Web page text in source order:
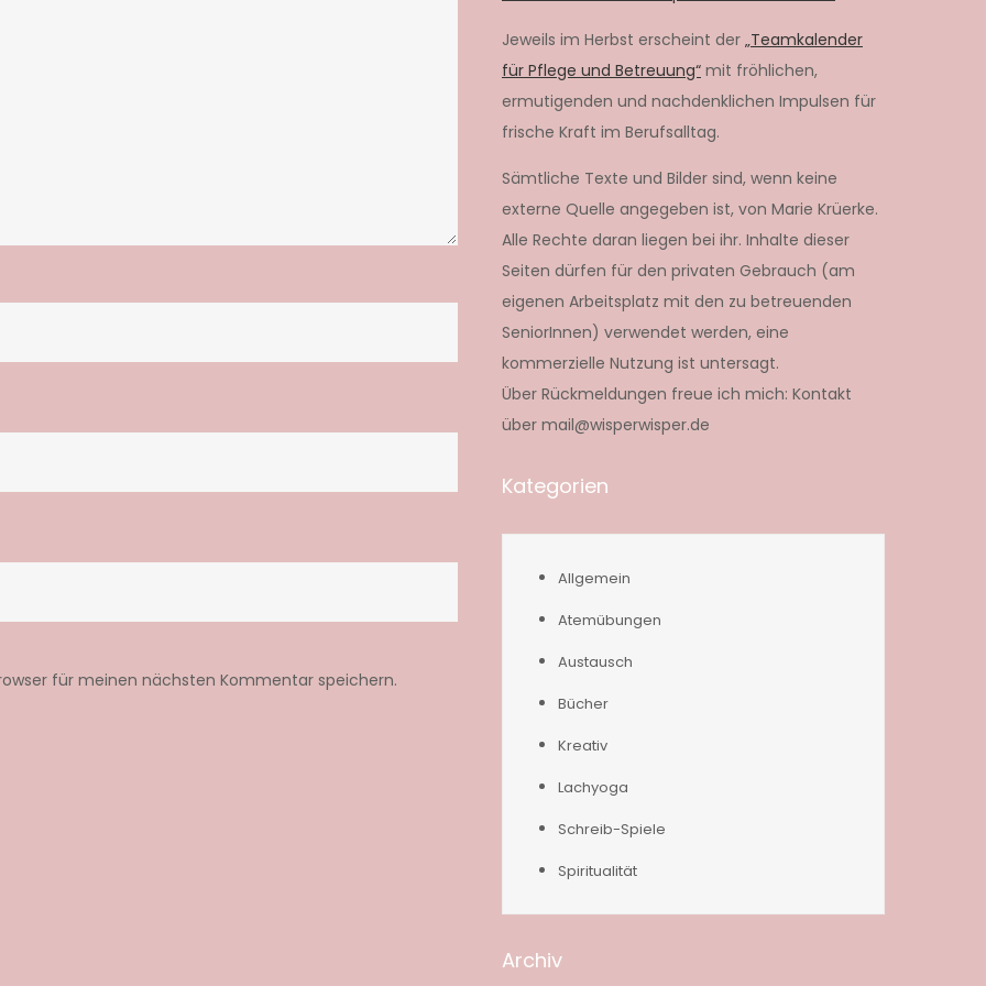
für meinen nächsten Kommentar speichern.
Jeweils im Herbst erscheint der „Teamkalender
für Pflege und Betreuung“ mit fröhlichen,
ermutigenden und nachdenklichen Impulsen für
frische Kraft im Berufsalltag.
Sämtliche Texte und Bilder sind, wenn keine
externe Quelle angegeben ist, von Marie Krüerke.
Alle Rechte daran liegen bei ihr. Inhalte dieser
Seiten dürfen für den privaten Gebrauch (am
eigenen Arbeitsplatz mit den zu betreuenden
SeniorInnen) verwendet werden, eine
kommerzielle Nutzung ist untersagt.
Über Rückmeldungen freue ich mich: Kontakt
über mail@wisperwisper.de
Kategorien
Allgemein
Atemübungen
Austausch
Bücher
Kreativ
Lachyoga
Schreib-Spiele
Spiritualität
Archiv